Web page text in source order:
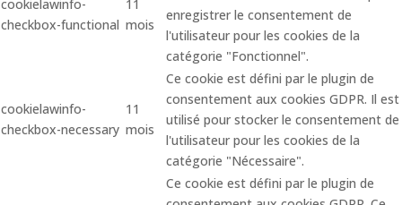
cookielawinfo-
checkbox-functional
11
mois
enregistrer le consentement de
l'utilisateur pour les cookies de la
catégorie "Fonctionnel".
cookielawinfo-
checkbox-necessary
11
mois
Ce cookie est défini par le plugin de
consentement aux cookies GDPR. Il est
utilisé pour stocker le consentement de
l'utilisateur pour les cookies de la
catégorie "Nécessaire".
Ce cookie est défini par le plugin de